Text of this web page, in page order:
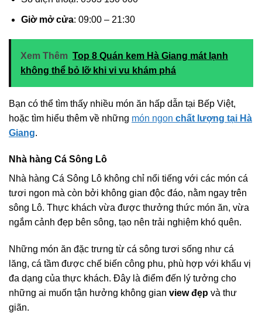
Giờ mở cửa: 09:00 – 21:30
Xem Thêm Top 8 Quán kem Hà Giang mát lạnh
không thể bỏ lỡ khi vi vu khám phá
Bạn có thể tìm thấy nhiều món ăn hấp dẫn tại Bếp Việt,
hoặc tìm hiểu thêm về những món ngon chất lượng tại Hà
Giang.
Nhà hàng Cá Sông Lô
Nhà hàng Cá Sông Lô không chỉ nổi tiếng với các món cá
tươi ngon mà còn bởi không gian độc đáo, nằm ngay trên
sông Lô. Thực khách vừa được thưởng thức món ăn, vừa
ngắm cảnh đẹp bên sông, tạo nên trải nghiệm khó quên.
Những món ăn đặc trưng từ cá sông tươi sống như cá
lăng, cá tầm được chế biến công phu, phù hợp với khẩu vị
đa dạng của thực khách. Đây là điểm đến lý tưởng cho
những ai muốn tận hưởng không gian view đẹp và thư
giãn.